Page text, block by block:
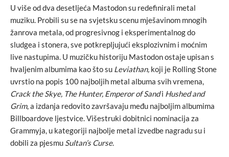
U više od dva desetljeća Mastodon su redefinirali metal
muziku. Probili su se na svjetsku scenu mješavinom mnogih
žanrova metala, od progresivnog i eksperimentalnog do
sludgea i stonera, sve potkrepljujući eksplozivnim i moćnim
live nastupima. U muzičku historiju Mastodon ostaje upisan s
hvaljenim albumima kao što su Leviathan, koji je Rolling Stone
uvrstio na popis 100 najboljih metal albuma svih vremena,
Crack the Skye, The Hunter, Emperor of Sandi Hushed and
Grim, a izdanja redovito završavaju među najboljim albumima
Billboardove ljestvice. Višestruki dobitnici nominacija za
Grammyja, u kategoriji najbolje metal izvedbe nagradu su i
dobili za pjesmu Sultan’s Curse.